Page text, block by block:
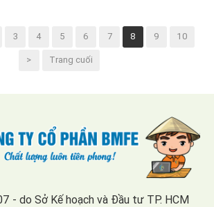
3 4 5 6 7 8 9 10
> Trang cuối
- do Sở Kế hoạch và Đầu tư TP. HCM